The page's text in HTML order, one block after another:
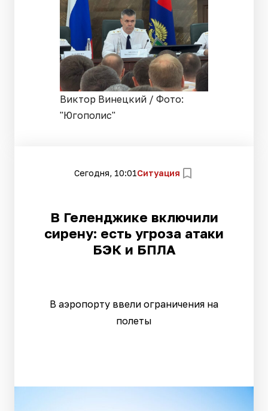
Виктор Винецкий / Фото:
"Югополис"
Сегодня, 10:01Ситуация
В Геленджике включили
сирену: есть угроза атаки
БЭК и БПЛА
В аэропорту ввели ограничения на
полеты